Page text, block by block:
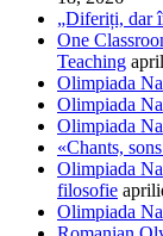
„Diferiți, dar
One
Teaching
Olimpiada
Olimpiada
Olimpiada
«Chants,
Olimpiada
filosofie
Olimpiada